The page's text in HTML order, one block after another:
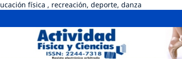
física , recreación, deporte, danza